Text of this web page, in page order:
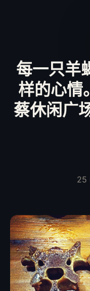
每一只羊
样的心
蔡休闲广
25